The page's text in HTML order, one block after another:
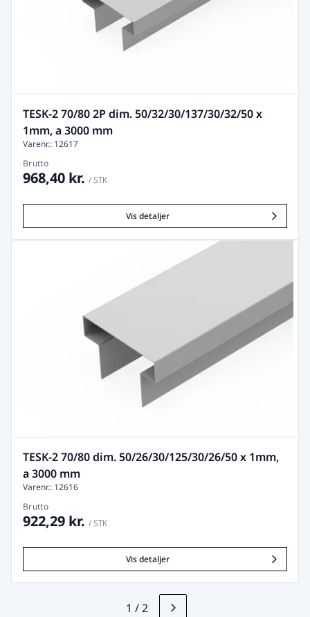
TESK-2 70/80 2P dim. 50/32/30/137/30/32/50 x
1mm, a 3000 mm
Varenr.: 12617
Brutto
968,40 kr. / STK
Vis detaljer
TESK-2 70/80 dim. 50/26/30/125/30/26/50 x 1mm,
a 3000 mm
Varenr.: 12616
Brutto
922,29 kr. / STK
Vis detaljer
1 /2